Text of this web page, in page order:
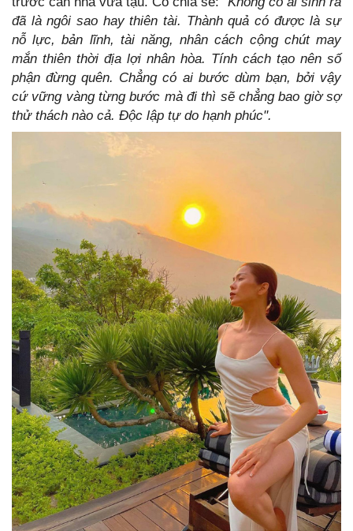
đã là ngôi sao hay thiên tài. Thành quả có được là sự
nỗ lực, bản lĩnh, tài năng, nhân cách cộng chút may
mắn thiên thời địa lợi nhân hòa. Tính cách tạo nên số
phận đừng quên. Chẳng có ai bước dùm bạn, bởi vậy
cứ vững vàng từng bước mà đi thì sẽ chẳng bao giờ sợ
thử thách nào cả. Độc lập tự do hạnh phúc".